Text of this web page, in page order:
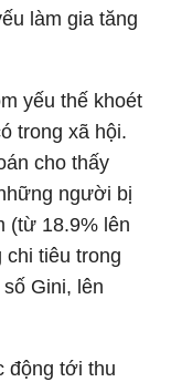
làm gia tăng
yếu thế khoét
trong xã hội.
cho thấy
người bị
(từ 18.9% lên
chi tiêu trong
Gini, lên
động tới thu